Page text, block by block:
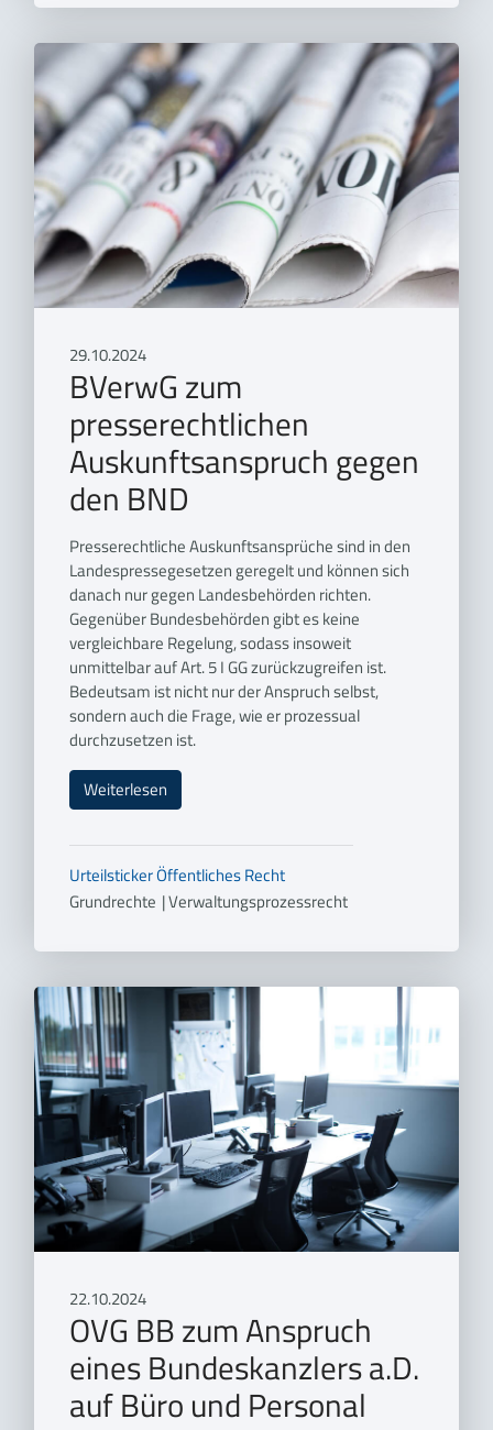
29.10.2024
BVerwG zum
presserechtlichen
Auskunftsanspruch gegen
den BND
Presserechtliche Auskunftsansprüche sind in den
Landespressegesetzen geregelt und können sich
danach nur gegen Landesbehörden richten.
Gegenüber Bundesbehörden gibt es keine
vergleichbare Regelung, sodass insoweit
unmittelbar auf Art. 5 I GG zurückzugreifen ist.
Bedeutsam ist nicht nur der Anspruch selbst,
sondern auch die Frage, wie er prozessual
durchzusetzen ist.
Weiterlesen
UrteilstickerÖffentliches Recht
Grundrechte |Verwaltungsprozessrecht
22.10.2024
OVG BB zum Anspruch
eines Bundeskanzlers a.D.
auf Büro und Personal